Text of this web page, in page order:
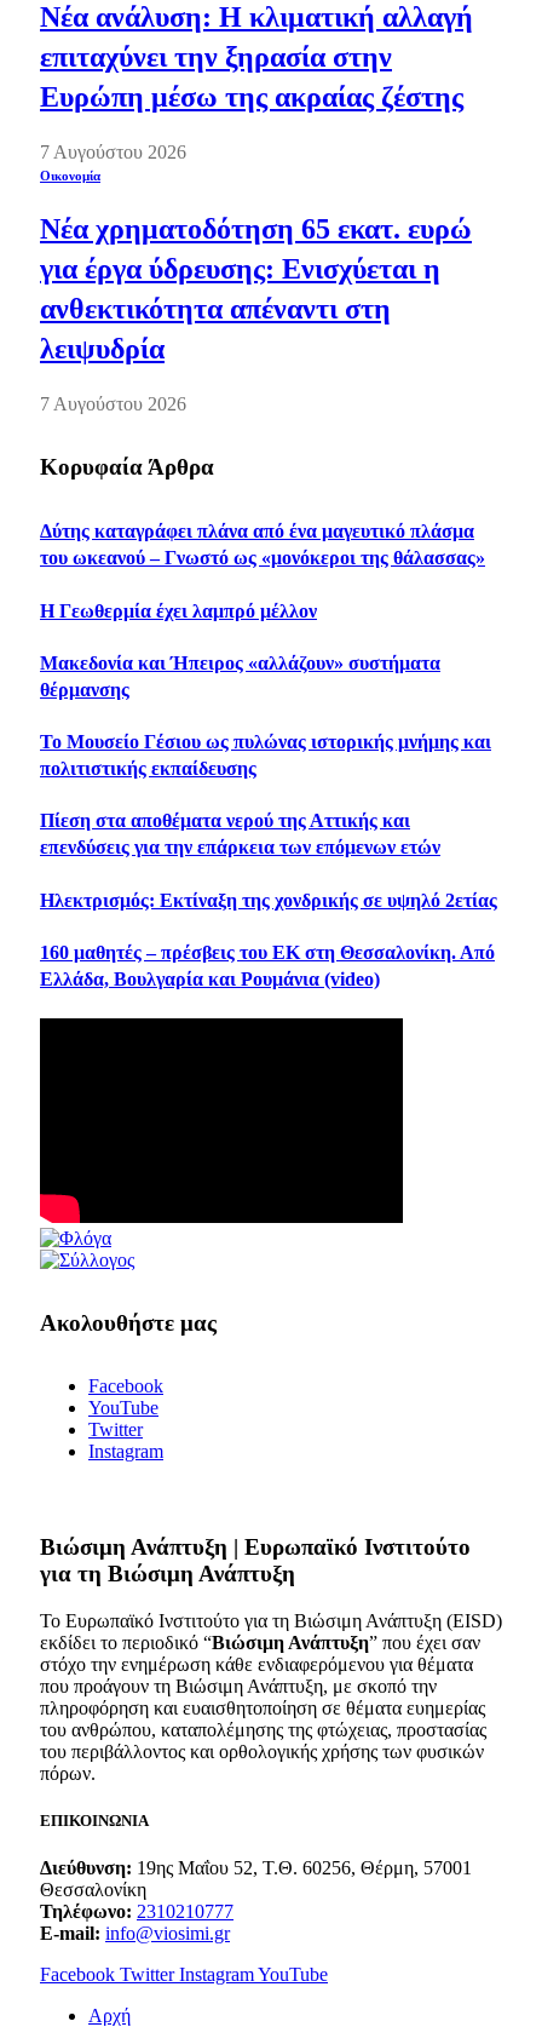
Νέα ανάλυση: Η κλιματική αλλαγή
επιταχύνει την ξηρασία στην
Ευρώπη μέσω της ακραίας ζέστης
7 Αυγούστου 2026
Οικονομία
Νέα χρηματοδότηση 65 εκατ. ευρώ
για έργα ύδρευσης: Ενισχύεται η
ανθεκτικότητα απέναντι στη
λειψυδρία
7 Αυγούστου 2026
Κορυφαία Άρθρα
Δύτης καταγράφει πλάνα από ένα μαγευτικό πλάσμα
του ωκεανού – Γνωστό ως «μονόκεροι της θάλασσας»
Η Γεωθερμία έχει λαμπρό μέλλον
Μακεδονία και Ήπειρος «αλλάζουν» συστήματα
θέρμανσης
Το Μουσείο Γέσιου ως πυλώνας ιστορικής μνήμης και
πολιτιστικής εκπαίδευσης
Πίεση στα αποθέματα νερού της Αττικής και
επενδύσεις για την επάρκεια των επόμενων ετών
Ηλεκτρισμός: Εκτίναξη της χονδρικής σε υψηλό 2ετίας
160 μαθητές – πρέσβεις του ΕΚ στη Θεσσαλονίκη. Από
Ελλάδα, Βουλγαρία και Ρουμάνια (video)
Ακολουθήστε μας
Facebook
YouTube
Twitter
Instagram
Bιώσιμη Ανάπτυξη | Ευρωπαϊκό Ινστιτούτο
για τη Βιώσιμη Ανάπτυξη
Το Ευρωπαϊκό Ινστιτούτο για τη Βιώσιμη Ανάπτυξη (EISD)
εκδίδει το περιοδικό “Βιώσιμη Ανάπτυξη” που έχει σαν
στόχο την ενημέρωση κάθε ενδιαφερόμενου για θέματα
που προάγουν τη Βιώσιμη Ανάπτυξη, με σκοπό την
πληροφόρηση και ευαισθητοποίηση σε θέματα ευημερίας
του ανθρώπου, καταπολέμησης της φτώχειας, προστασίας
του περιβάλλοντος και ορθολογικής χρήσης των φυσικών
πόρων.
ΕΠΙΚΟΙΝΩΝΙΑ
Διεύθυνση: 19ης Μαΐου 52, Τ.Θ. 60256, Θέρμη, 57001
Θεσσαλονίκη
Τηλέφωνο: 2310210777
E-mail: info@viosimi.gr
Facebook Twitter InstagramYouTube
Aρχή